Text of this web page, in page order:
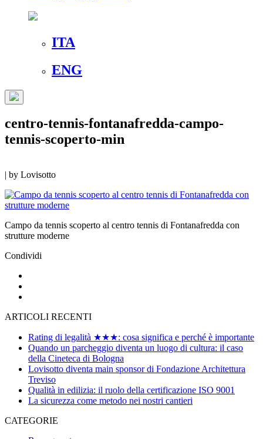
ITA
ENG
centro-tennis-fontanafredda-campo-
tennis-scoperto-min
| by Lovisotto
Campo da tennis scoperto al centro tennis di Fontanafredda con
strutture moderne
Condividi
ARTICOLI RECENTI
Rating di legalità ★★★: cosa significa e perché è importante
Quando un parcheggio diventa un luogo di cultura: il caso
della Cineteca di Bologna
Lovisotto diventa main sponsor di Fondazione Architettura
Treviso
Qualità in edilizia: il ruolo della certificazione ISO 9001
La sicurezza come metodo nei nostri cantieri
CATEGORIE